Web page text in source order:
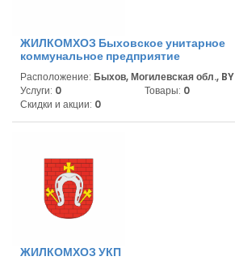
ЖИЛКОМХОЗ Быховское унитарное
коммунальное предприятие
Расположение: Быхов, Могилевская обл., BY
Услуги: 0 Товары: 0
Скидки и акции: 0
ЖИЛКОМХОЗ УКП